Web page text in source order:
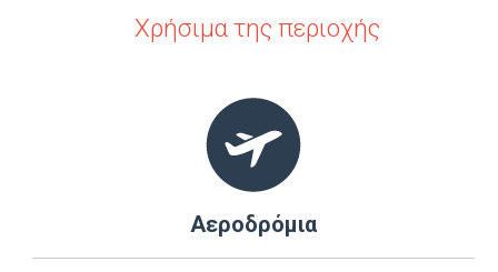
Χρήσιμα της περιοχής
Αεροδρόμια